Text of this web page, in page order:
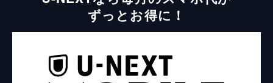
ずっとお得に！